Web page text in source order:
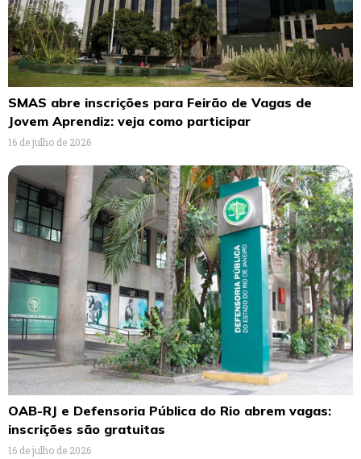
SMAS abre inscrições para Feirão de Vagas de
Jovem Aprendiz: veja como participar
16 de julho de 2026
OAB-RJ e Defensoria Pública do Rio abrem vagas:
inscrições são gratuitas
16 de julho de 2026